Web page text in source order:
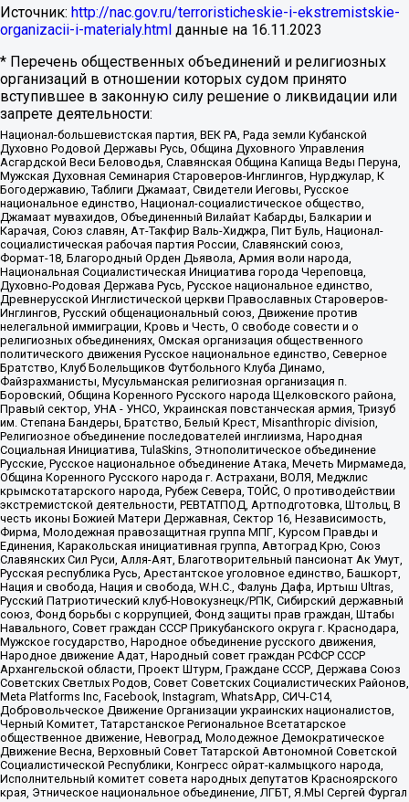
Источник: http://nac.gov.ru/terroristicheskie-i-ekstremistskie-
organizacii-i-materialy.html данные на 16.11.2023
* Перечень общественных объединений и религиозных
организаций в отношении которых судом принято
вступившее в законную силу решение о ликвидации или
запрете деятельности:
Национал-большевистская партия, ВЕК РА, Рада земли Кубанской
Духовно Родовой Державы Русь, Община Духовного Управления
Асгардской Веси Беловодья, Славянская Община Капища Веды Перуна,
Мужская Духовная Семинария Староверов-Инглингов, Нурджулар, К
Богодержавию, Таблиги Джамаат, Свидетели Иеговы, Русское
национальное единство, Национал-социалистическое общество,
Джамаат мувахидов, Объединенный Вилайат Кабарды, Балкарии и
Карачая, Союз славян, Ат-Такфир Валь-Хиджра, Пит Буль, Национал-
социалистическая рабочая партия России, Славянский союз,
Формат-18, Благородный Орден Дьявола, Армия воли народа,
Национальная Социалистическая Инициатива города Череповца,
Духовно-Родовая Держава Русь, Русское национальное единство,
Древнерусской Инглистической церкви Православных Староверов-
Инглингов, Русский общенациональный союз, Движение против
нелегальной иммиграции, Кровь и Честь, О свободе совести и о
религиозных объединениях, Омская организация общественного
политического движения Русское национальное единство, Северное
Братство, Клуб Болельщиков Футбольного Клуба Динамо,
Файзрахманисты, Мусульманская религиозная организация п.
Боровский, Община Коренного Русского народа Щелковского района,
Правый сектор, УНА - УНСО, Украинская повстанческая армия, Тризуб
им. Степана Бандеры, Братство, Белый Крест, Misanthropic division,
Религиозное объединение последователей инглиизма, Народная
Социальная Инициатива, TulaSkins, Этнополитическое объединение
Русские, Русское национальное объединение Атака, Мечеть Мирмамеда,
Община Коренного Русского народа г. Астрахани, ВОЛЯ, Меджлис
крымскотатарского народа, Рубеж Севера, ТОЙС, О противодействии
экстремистской деятельности, РЕВТАТПОД, Артподготовка, Штольц, В
честь иконы Божией Матери Державная, Сектор 16, Независимость,
Фирма, Молодежная правозащитная группа МПГ, Курсом Правды и
Единения, Каракольская инициативная группа, Автоград Крю, Союз
Славянских Сил Руси, Алля-Аят, Благотворительный пансионат Ак Умут,
Русская республика Русь, Арестантское уголовное единство, Башкорт,
Нация и свобода, Нация и свобода, W.H.С., Фалунь Дафа, Иртыш Ultras,
Русский Патриотический клуб-Новокузнецк/РПК, Сибирский державный
союз, Фонд борьбы с коррупцией, Фонд защиты прав граждан, Штабы
Навального, Совет граждан СССР Прикубанского округа г. Краснодара,
Мужское государство, Народное объединение русского движения,
Народное движение Адат, Народный совет граждан РСФСР СССР
Архангельской области, Проект Штурм, Граждане СССР, Держава Союз
Советских Светлых Родов, Совет Советских Социалистических Районов,
Meta Platforms Inc, Facebook, Instagram, WhatsApp, СИЧ-С14,
Добровольческое Движение Организации украинских националистов,
Черный Комитет, Татарстанское Региональное Всетатарское
общественное движение, Невоград, Молодежное Демократическое
Движение Весна, Верховный Совет Татарской Автономной Советской
Социалистической Республики, Конгресс ойрат-калмыцкого народа,
Исполнительный комитет совета народных депутатов Красноярского
края, Этническое национальное объединение, ЛГБТ, Я.МЫ Сергей Фургал